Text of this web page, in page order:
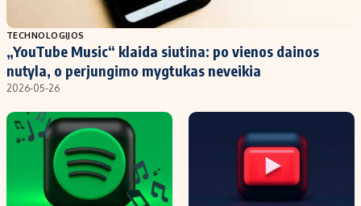
Populiarios temos
Investavimas
Akcijų rinka
Saulės elektrinės
Kriptovaliutos
Infliacija
Migracija
Titulinis
Nedarbo išmokos skaičiuoklė
Indėlių skaičiuoklė
Būsto finansai
Įdomios naujienos
TECHNOLOGIJOS
„YouTube Music“ klaida siutina: po vienos dainos
nutyla, o perjungimo mygtukas neveikia
2026-05-26